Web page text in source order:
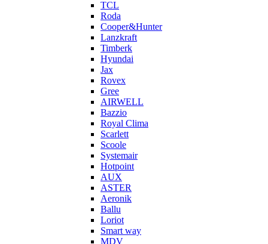
TCL
Roda
Cooper&Hunter
Lanzkraft
Timberk
Hyundai
Jax
Rovex
Gree
AIRWELL
Bazzio
Royal Clima
Scarlett
Scoole
Systemair
Hotpoint
AUX
ASTER
Aeronik
Ballu
Loriot
Smart way
MDV